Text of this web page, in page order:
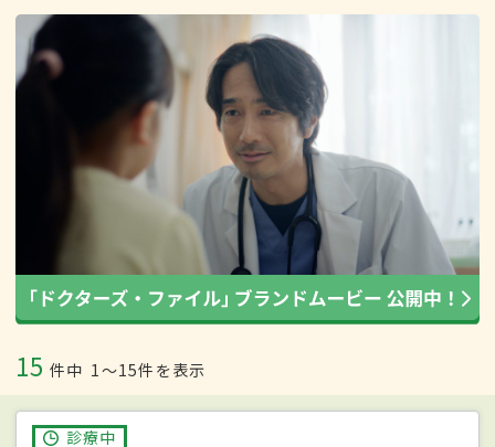
15 件中 1〜15件を表示
診療中